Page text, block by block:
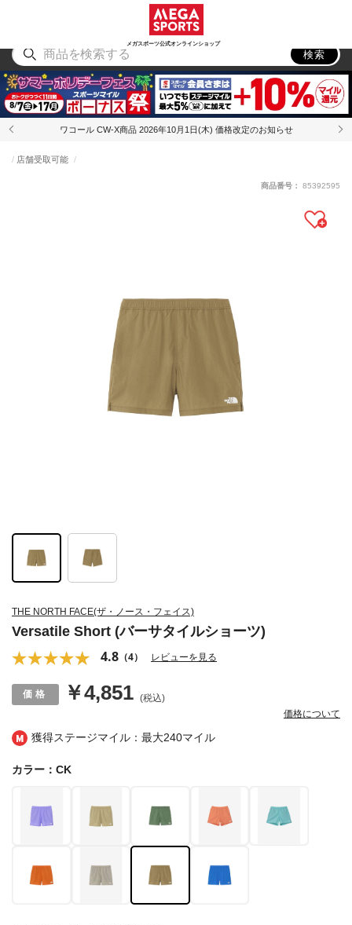
メガスポーツ公式オンラインショップ
アウトドア
検索
ワコール CW-X商品 2026年10月1日(木) 価格改定のお知らせ
獲得ステージマイル：最大240マイル
THE NORTH FACE(ザ・ノース・フェイス)
Versatile Short (バーサタイルショーツ)
4.8 （4） レビューを見る
店舗受取可能
￥4,851 (税込)
価格について
商品番号： 85392595
カラー：CK